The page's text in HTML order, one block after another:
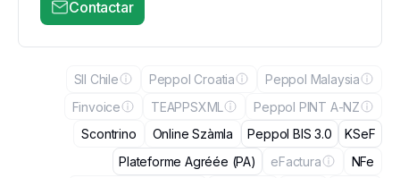
Contactar
SII Chile Peppol Croatia
Peppol Malaysia
Finvoice
TEAPPSXML
Peppol PINT A-NZ
Scontrino
Online Szàmla Peppol BIS 3.0
KSeF
Plateforme Agréée (PA)
eFactura
NFe